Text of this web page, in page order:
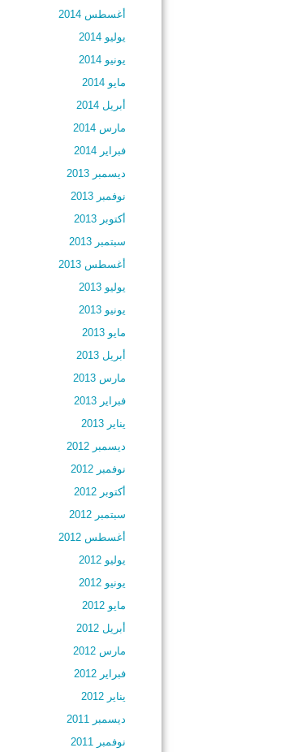
أغسطس 2014
يوليو 2014
يونيو 2014
مايو 2014
أبريل 2014
مارس 2014
فبراير 2014
ديسمبر 2013
نوفمبر 2013
أكتوبر 2013
سبتمبر 2013
أغسطس 2013
يوليو 2013
يونيو 2013
مايو 2013
أبريل 2013
مارس 2013
فبراير 2013
يناير 2013
ديسمبر 2012
نوفمبر 2012
أكتوبر 2012
سبتمبر 2012
أغسطس 2012
يوليو 2012
يونيو 2012
مايو 2012
أبريل 2012
مارس 2012
فبراير 2012
يناير 2012
ديسمبر 2011
نوفمبر 2011